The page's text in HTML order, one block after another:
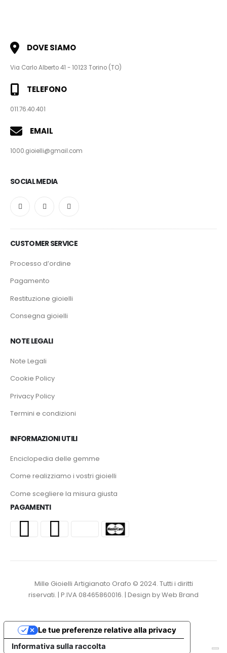
DOVE SIAMO
Via Carlo Alberto 41 - 10123 Torino (TO)
TELEFONO
011.76.40.401
EMAIL
1000.gioielli@gmail.com
SOCIAL MEDIA
CUSTOMER SERVICE
Processo d’ordine
Pagamento
Restituzione gioielli
Consegna gioielli
NOTE LEGALI
Note Legali
Cookie Policy
Privacy Policy
Termini e condizioni
INFORMAZIONI UTILI
Enciclopedia delle gemme
Come realizziamo i vostri gioielli
Come scegliere la misura giusta
PAGAMENTI
Mille Gioielli Artigianato Orafo © 2024. Tutti i diritti
riservati. | P.IVA 08465860016. | Design by Web Brand
Informativa sulla raccolta
Le tue preferenze relative alla privacy